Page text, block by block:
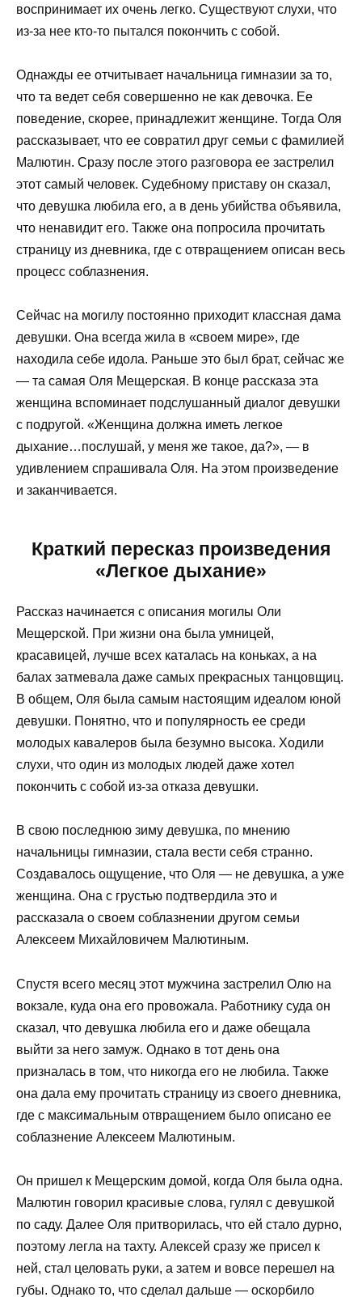
воспринимает их очень легко. Существуют слухи, что
из-за нее кто-то пытался покончить с собой.
Однажды ее отчитывает начальница гимназии за то,
что та ведет себя совершенно не как девочка. Ее
поведение, скорее, принадлежит женщине. Тогда Оля
рассказывает, что ее совратил друг семьи с фамилией
Малютин. Сразу после этого разговора ее застрелил
этот самый человек. Судебному приставу он сказал,
что девушка любила его, а в день убийства объявила,
что ненавидит его. Также она попросила прочитать
страницу из дневника, где с отвращением описан весь
процесс соблазнения.
Сейчас на могилу постоянно приходит классная дама
девушки. Она всегда жила в «своем мире», где
находила себе идола. Раньше это был брат, сейчас же
— та самая Оля Мещерская. В конце рассказа эта
женщина вспоминает подслушанный диалог девушки
с подругой. «Женщина должна иметь легкое
дыхание…послушай, у меня же такое, да?», — в
удивлением спрашивала Оля. На этом произведение
и заканчивается.
Краткий пересказ произведения
«Легкое дыхание»
Рассказ начинается с описания могилы Оли
Мещерской. При жизни она была умницей,
красавицей, лучше всех каталась на коньках, а на
балах затмевала даже самых прекрасных танцовщиц.
В общем, Оля была самым настоящим идеалом юной
девушки. Понятно, что и популярность ее среди
молодых кавалеров была безумно высока. Ходили
слухи, что один из молодых людей даже хотел
покончить с собой из-за отказа девушки.
В свою последнюю зиму девушка, по мнению
начальницы гимназии, стала вести себя странно.
Создавалось ощущение, что Оля — не девушка, а уже
женщина. Она с грустью подтвердила это и
рассказала о своем соблазнении другом семьи
Алексеем Михайловичем Малютиным.
Спустя всего месяц этот мужчина застрелил Олю на
вокзале, куда она его провожала. Работнику суда он
сказал, что девушка любила его и даже обещала
выйти за него замуж. Однако в тот день она
призналась в том, что никогда его не любила. Также
она дала ему прочитать страницу из своего дневника,
где с максимальным отвращением было описано ее
соблазнение Алексеем Малютиным.
Он пришел к Мещерским домой, когда Оля была одна.
Малютин говорил красивые слова, гулял с девушкой
по саду. Далее Оля притворилась, что ей стало дурно,
поэтому легла на тахту. Алексей сразу же присел к
ней, стал целовать руки, а затем и вовсе перешел на
губы. Однако то, что сделал дальше — оскорбило